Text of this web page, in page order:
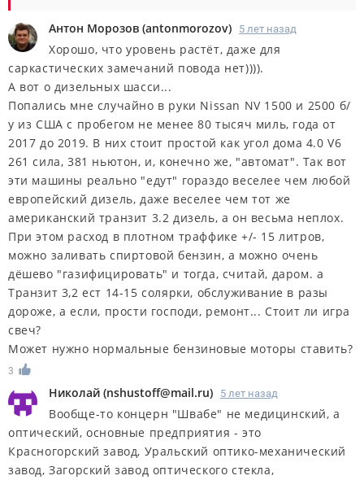
Антон Морозов (antonmorozov) 5 лет назад
Хорошо, что уровень растёт, даже для
саркастических замечаний повода нет)))).
А вот о дизельных шасси...
Попались мне случайно в руки Nissan NV 1500 и 2500 б/
у из США с пробегом не менее 80 тысяч миль, года от
2017 до 2019. В них стоит простой как угол дома 4.0 V6
261 сила, 381 ньютон, и, конечно же, "автомат". Так вот
эти машины реально "едут" гораздо веселее чем любой
европейский дизель, даже веселее чем тот же
американский транзит 3.2 дизель, а он весьма неплох.
При этом расход в плотном траффике +/- 15 литров,
можно заливать спиртовой бензин, а можно очень
дёшево "газифицировать" и тогда, считай, даром. а
Транзит 3,2 ест 14-15 солярки, обслуживание в разы
дороже, а если, прости господи, ремонт... Стоит ли игра
свеч?
Может нужно нормальные бензиновые моторы ставить?
3
Николай (nshustoff@mail.ru) 5 лет назад
Вообще-то концерн "Швабе" не медицинский, а
оптический, основные предприятия - это
Красногорский завод, Уральский оптико-механический
завод, Загорский завод оптического стекла,